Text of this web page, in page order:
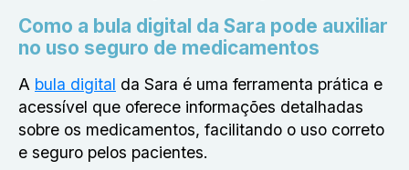
Como a bula digital da Sara pode auxiliar
no uso seguro de medicamentos
A bula digital da Sara é uma ferramenta prática e
acessível que oferece informações detalhadas
sobre os medicamentos, facilitando o uso correto
e seguro pelos pacientes.